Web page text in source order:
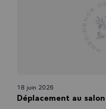
18 juin 2026
Déplacement au